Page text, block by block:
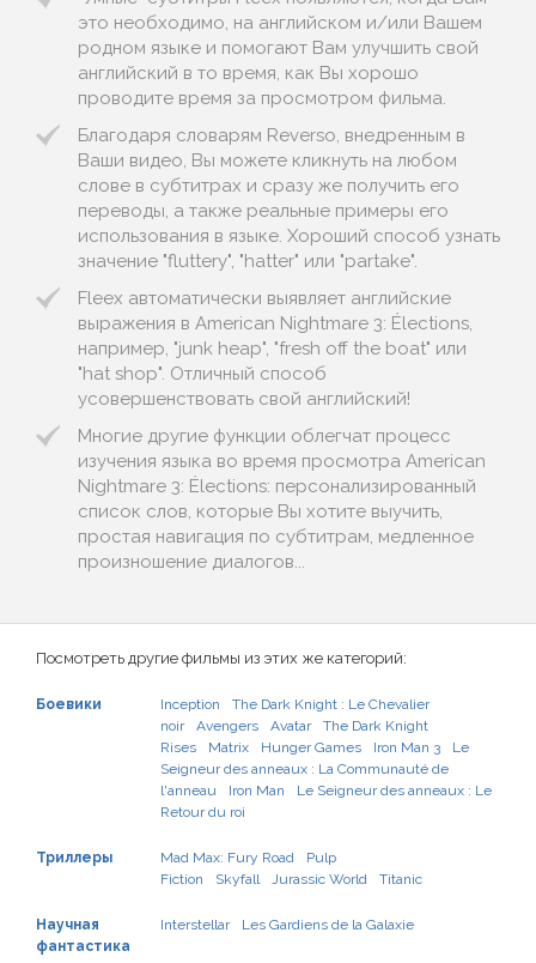
это необходимо, на английском и/или Вашем
родном языке и помогают Вам улучшить свой
английский в то время, как Вы хорошо
проводите время за просмотром фильма.
Благодаря словарям Reverso, внедренным в
Ваши видео, Вы можете кликнуть на любом
слове в субтитрах и сразу же получить его
переводы, а также реальные примеры его
использования в языке. Хороший способ узнать
значение "fluttery", "hatter" или "partake".
Fleex автоматически выявляет английские
выражения в American Nightmare 3: Élections,
например, "junk heap", "fresh off the boat" или
"hat shop". Отличный способ
усовершенствовать свой английский!
Многие другие функции облегчат процесс
изучения языка во время просмотра American
Nightmare 3: Élections: персонализированный
список слов, которые Вы хотите выучить,
простая навигация по субтитрам, медленное
произношение диалогов...
Посмотреть другие фильмы из этих же категорий:
Боевики Inception
The Dark Knight : Le Chevalier
noir
Avengers Avatar
The Dark Knight
Rises
Matrix Hunger Games Iron Man 3
Le
Seigneur des anneaux : La Communauté de
l'anneau
Iron Man
Le Seigneur des anneaux : Le
Retour du roi
Триллеры Mad Max: Fury Road
Pulp
Fiction
Skyfall Jurassic World Titanic
Научная
фантастика
Interstellar Les Gardiens de la Galaxie